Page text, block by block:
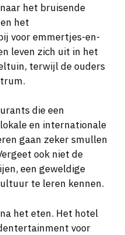
het bruisende
het
voor emmertjes-en-
leven zich uit in het
terwijl de ouders
die een
en internationale
gaan zeker smullen
ook niet de
een geweldige
te leren kennen.
het eten. Het hotel
voor